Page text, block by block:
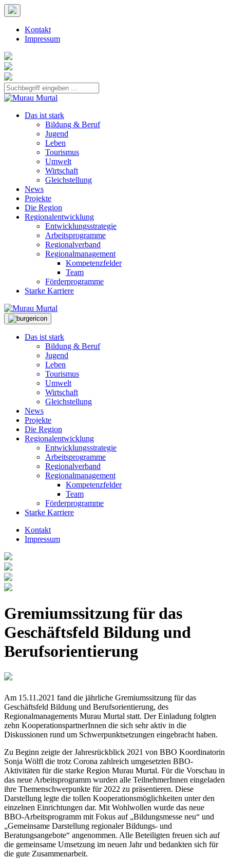
Kontakt
Impressum
Das ist stark
Bildung & Beruf
Jugend
Leben
Tourismus
Umwelt
Wirtschaft
Gleichstellung
News
Projekte
Die Region
Regionalentwicklung
Entwicklungsstrategie
Arbeitsprogramme
Regionalverband
Regionalmanagement
Kompetenzfelder
Team
Förderprogramme
Starke Karriere
Das ist stark
Bildung & Beruf
Jugend
Leben
Tourismus
Umwelt
Wirtschaft
Gleichstellung
News
Projekte
Die Region
Regionalentwicklung
Entwicklungsstrategie
Arbeitsprogramme
Regionalverband
Regionalmanagement
Kompetenzfelder
Team
Förderprogramme
Starke Karriere
Kontakt
Impressum
Gremiumssitzung für das
Geschäftsfeld Bildung und
Berufsorientierung
Am 15.11.2021 fand die jährliche Gremiumssitzung für das
Geschäftsfeld Bildung und Berufsorientierung, des
Regionalmanagements Murau Murtal statt. Der Einladung folgten
zehn KooperationspartnerInnen die sich sehr aktiv in die
Diskussionen rund um Schwerpunktsetzungen eingebracht haben.
Zu Beginn zeigte der Jahresrückblick 2021 von BBO Koordinatorin
Sonja Wölfl die trotz Corona zahlreich umgesetzten BBO-
Aktivitäten für die starke Region Murau Murtal. Für die Vorschau in
das neue Arbeitsprogramm wurden alle TeilnehmerInnen eingeladen
ihre Themenschwerpunkte für 2022 zu präsentieren. Diese
Darstellung legte die tollen Kooperationsmöglichkeiten unter den
einzelnen Einrichtungen dar. Mit Wohlwollen wurde das neue
BBO-Arbeitsprogramm mit Fokus auf „Bildungsmesse neu“ und
„Gemeinsame Darstellung regionaler Bildungs- und
Beratungsangebote“ angenommen. Alle Beteiligten freuen sich auf
die gemeinsame Umsetzung im neuen Jahr und bedankten sich für
die gute Zusammenarbeit.